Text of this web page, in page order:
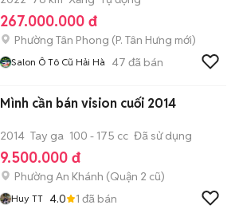
267.000.000 đ
Phường Tân Phong (P. Tân Hưng mới)
Salon Ô Tô Cũ Hải Hà 47 đã bán
Mình cần bán vision cuối 2014
2014 Tay ga 100 - 175 cc Đã sử dụng
9.500.000 đ
Phường An Khánh (Quận 2 cũ)
Huy TT 4.0 1 đã bán